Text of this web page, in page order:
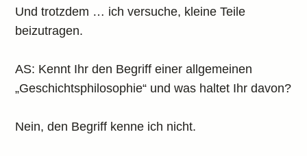
Und trotzdem … ich versuche, kleine Teile
beizutragen.
AS: Kennt Ihr den Begriff einer allgemeinen
„Geschichtsphilosophie“ und was haltet Ihr davon?
Nein, den Begriff kenne ich nicht.